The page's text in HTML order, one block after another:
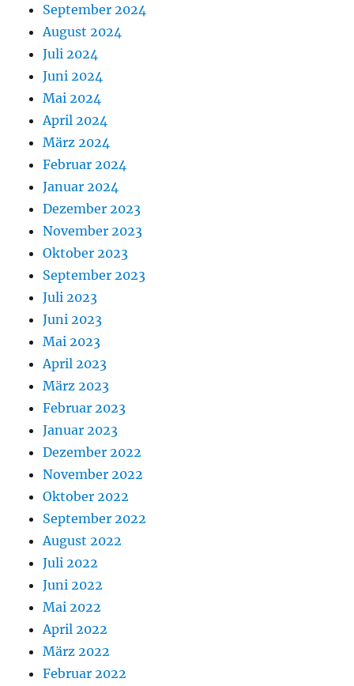
September 2024
August 2024
Juli 2024
Juni 2024
Mai 2024
April 2024
März 2024
Februar 2024
Januar 2024
Dezember 2023
November 2023
Oktober 2023
September 2023
Juli 2023
Juni 2023
Mai 2023
April 2023
März 2023
Februar 2023
Januar 2023
Dezember 2022
November 2022
Oktober 2022
September 2022
August 2022
Juli 2022
Juni 2022
Mai 2022
April 2022
März 2022
Februar 2022